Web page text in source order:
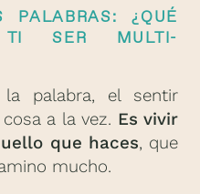
¿QUÉ
TI SER MULTI-
palabra, el sentir
a la vez. Es vivir
que haces, que
mucho.